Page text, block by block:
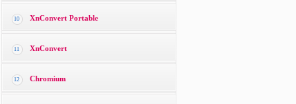
10 XnConvert Portable
11 XnConvert
12 Chromium